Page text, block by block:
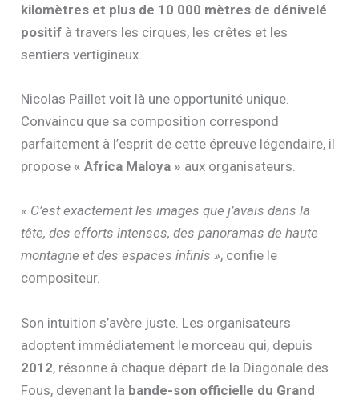
kilomètres et plus de 10 000 mètres de dénivelé
positif à travers les cirques, les crêtes et les
sentiers vertigineux.
Nicolas Paillet voit là une opportunité unique.
Convaincu que sa composition correspond
parfaitement à l’esprit de cette épreuve légendaire, il
propose« Africa Maloya » aux organisateurs.
« C’est exactement les images que j’avais dans la
tête, des efforts intenses, des panoramas de haute
montagne et des espaces infinis », confie le
compositeur.
Son intuition s’avère juste. Les organisateurs
adoptent immédiatement le morceau qui, depuis
2012, résonne à chaque départ de la Diagonale des
Fous, devenant la bande-son officielle du Grand